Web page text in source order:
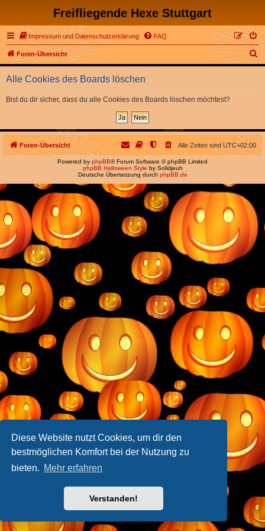
Diese Website nutzt Cookies, um dir den
bestmöglichen Komfort bei der Nutzung zu
bieten. Mehr erfahren
Verstanden!
Freifliegende Hexe Stuttgart
Impressum und Datenschutzerklärung FAQ
Foren-Übersicht
S
u
Alle Cookies des Boards löschen
Bist du dir sicher, dass du alle Cookies des Boards löschen möchtest?
Foren-Übersicht Alle Zeiten sindUTC+02:00
Powered by phpBB® Forum Software © phpBB Limited
phpBB Halloween Style by Solidjeuh
Deutsche Übersetzung durch phpBB.de